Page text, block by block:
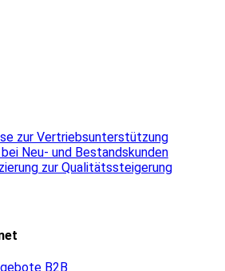
zur Vertriebsunterstützung
Neu- und Bestandskunden
zur Qualitätssteigerung
B2B